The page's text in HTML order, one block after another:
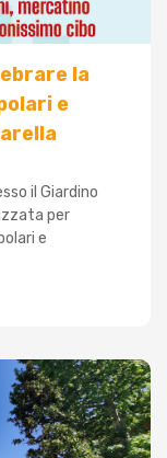
la
e
il Giardino
per
e